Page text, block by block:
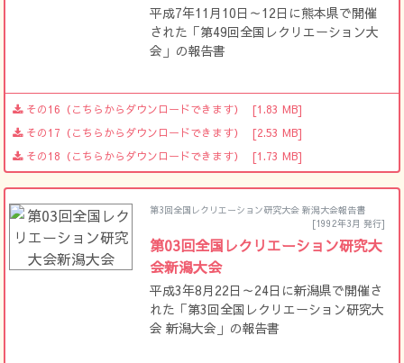
平成7年11月10日～12日に熊本県で開催
された「第49回全国レクリエーション大
会」の報告書
その16（こちらからダウンロードできます）
[1.83 MB]
その17（こちらからダウンロードできます）
[2.53 MB]
その18（こちらからダウンロードできます）
[1.73 MB]
第3回全国レクリエーション研究大会 新潟大会報告書
[1992年3月 発行]
第03回全国レクリエーション研究大
会新潟大会
平成3年8月22日～24日に新潟県で開催さ
れた「第3回全国レクリエーション研究大
会 新潟大会」の報告書